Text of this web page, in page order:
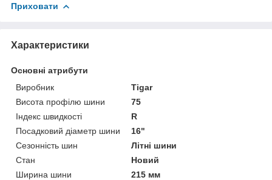
Приховати
Характеристики
Основні атрибути
Виробник
Tigar
Висота профілю шини
75
Індекс швидкості
R
Посадковий діаметр шини
16"
Сезонність шин
Літні шини
Стан
Новий
Ширина шини
215 мм